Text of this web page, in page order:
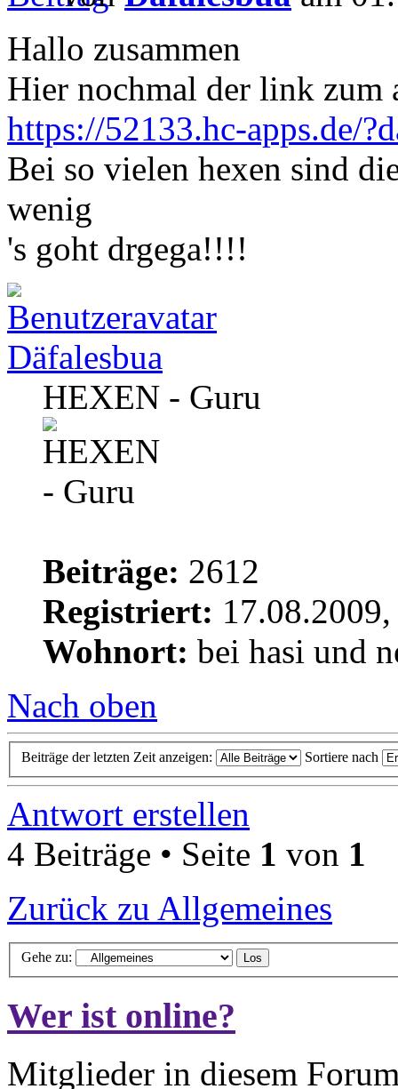
Hallo zusammen
Hier nochmal der link zum
https://52133.hc-apps.de/
Bei so vielen hexen sind
wenig
's goht drgega!!!!
Däfalesbua
HEXEN - Guru
Beiträge: 2612
Registriert:
Wohnort: bei hasi und
Nach oben
Beiträge der letzten Zeit anzeigen: Sortiere nach
Antwort erstellen
4 Beiträge • Seite 1 von 1
Zurück zu Allgemeines
Gehe zu:
Wer ist online?
Mitglieder in diesem